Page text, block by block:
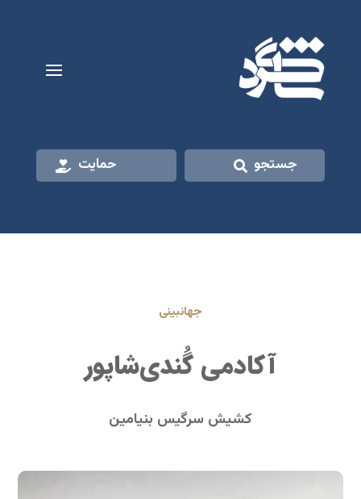
جستجو حمایت
جهانبینی
آکادمی گُندی‌شاپور
کشیش سرگیس بنیامین